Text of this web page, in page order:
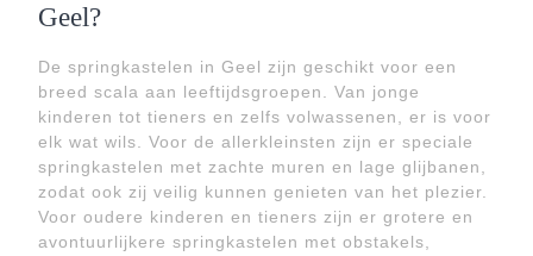
Geel?
De springkastelen in Geel zijn geschikt voor een
breed scala aan leeftijdsgroepen. Van jonge
kinderen tot tieners en zelfs volwassenen, er is voor
elk wat wils. Voor de allerkleinsten zijn er speciale
springkastelen met zachte muren en lage glijbanen,
zodat ook zij veilig kunnen genieten van het plezier.
Voor oudere kinderen en tieners zijn er grotere en
avontuurlijkere springkastelen met obstakels,